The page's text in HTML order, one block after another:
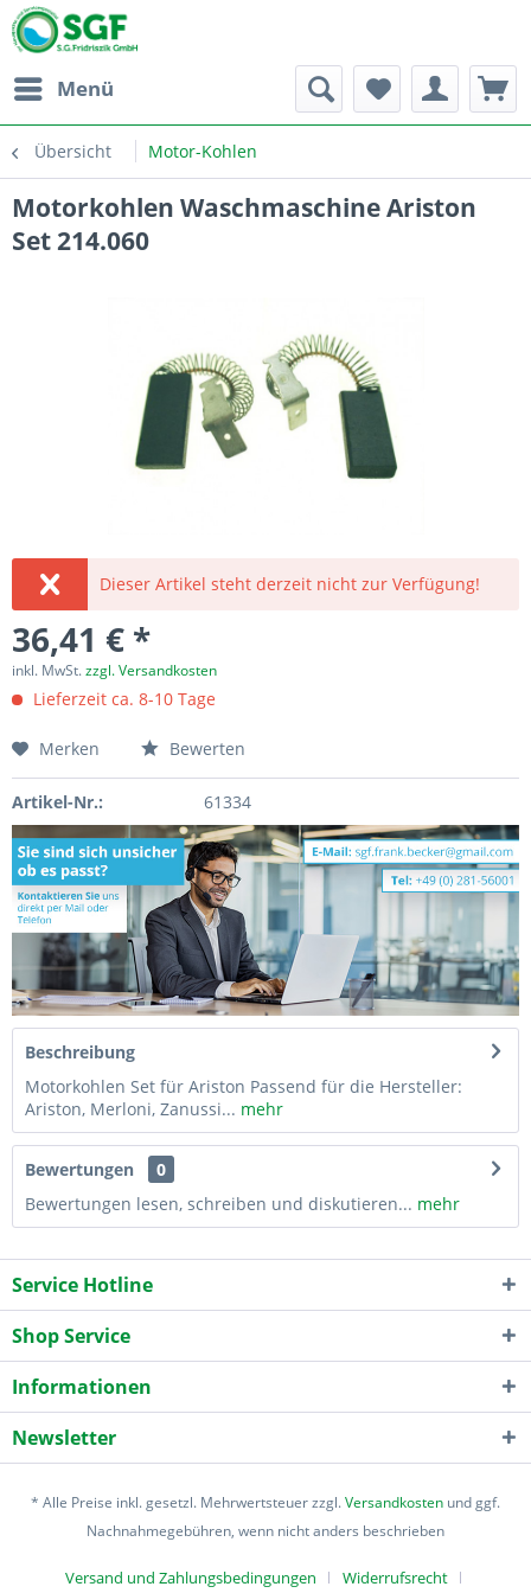
Menü
Übersicht Motor-Kohlen
Motorkohlen Waschmaschine Ariston
Set 214.060
Dieser Artikel steht derzeit nicht zur Verfügung!
36,41 € *
inkl. MwSt.zzgl. Versandkosten
Lieferzeit ca. 8-10 Tage
Merken Bewerten
Artikel-Nr.: 61334
Beschreibung
Motorkohlen Set für Ariston Passend für die Hersteller:
Ariston, Merloni, Zanussi... mehr
Bewertungen
0
Bewertungen lesen, schreiben und diskutieren... mehr
Service Hotline
Shop Service
Informationen
Newsletter
* Alle Preise inkl. gesetzl. Mehrwertsteuer zzgl.Versandkosten und ggf.
Nachnahmegebühren, wenn nicht anders beschrieben
Versand und Zahlungsbedingungen Widerrufsrecht